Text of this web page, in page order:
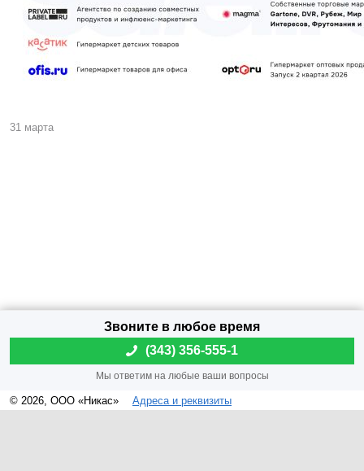
31 марта
© 2026, ООО «Никас» Адреса и реквизиты
(343) 356-555-1